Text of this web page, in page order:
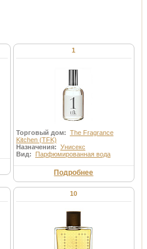
1
Торговый дом: The Fragrance
Kitchen (TFK)
Назначения: Унисекс
Вид: Парфюмированная вода
Подробнее
10